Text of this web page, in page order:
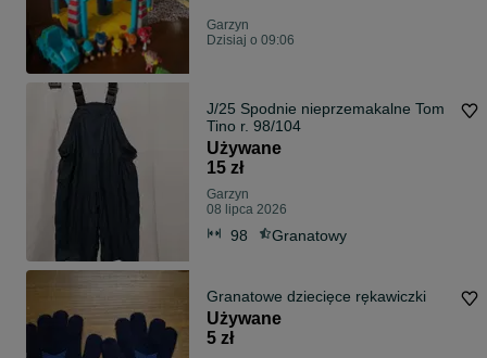
Garzyn
Dzisiaj o 09:06
J/25 Spodnie nieprzemakalne Tom
Tino r. 98/104
Używane
15 zł
Garzyn
08 lipca 2026
98 Granatowy
Granatowe dziecięce rękawiczki
Używane
5 zł